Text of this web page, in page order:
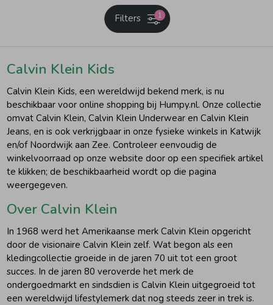
1
Filters
Calvin Klein Kids
Calvin Klein Kids, een wereldwijd bekend merk, is nu
beschikbaar voor online shopping bij Humpy.nl. Onze collectie
omvat Calvin Klein, Calvin Klein Underwear en Calvin Klein
Jeans, en is ook verkrijgbaar in onze fysieke winkels in Katwijk
en/of Noordwijk aan Zee. Controleer eenvoudig de
winkelvoorraad op onze website door op een specifiek artikel
te klikken; de beschikbaarheid wordt op die pagina
weergegeven.
Over Calvin Klein
In 1968 werd het Amerikaanse merk Calvin Klein opgericht
door de visionaire Calvin Klein zelf. Wat begon als een
kledingcollectie groeide in de jaren 70 uit tot een groot
succes. In de jaren 80 veroverde het merk de
ondergoedmarkt en sindsdien is Calvin Klein uitgegroeid tot
een wereldwijd lifestylemerk dat nog steeds zeer in trek is.